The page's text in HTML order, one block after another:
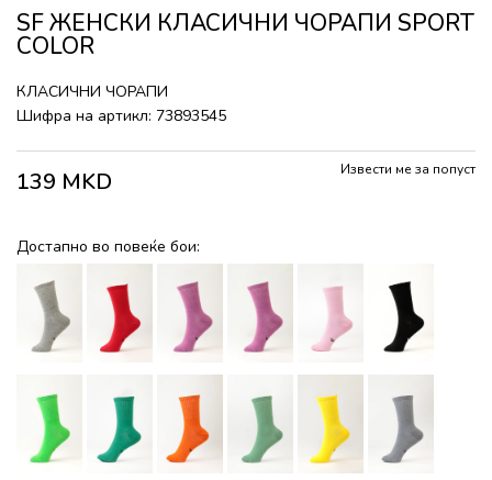
SF ЖЕНСКИ КЛАСИЧНИ ЧОРАПИ SPORT
COLOR
КЛАСИЧНИ ЧОРАПИ
Шифра на артикл: 73893545
139 MKD Извести ме за попуст
Достапно во повеќе бои: